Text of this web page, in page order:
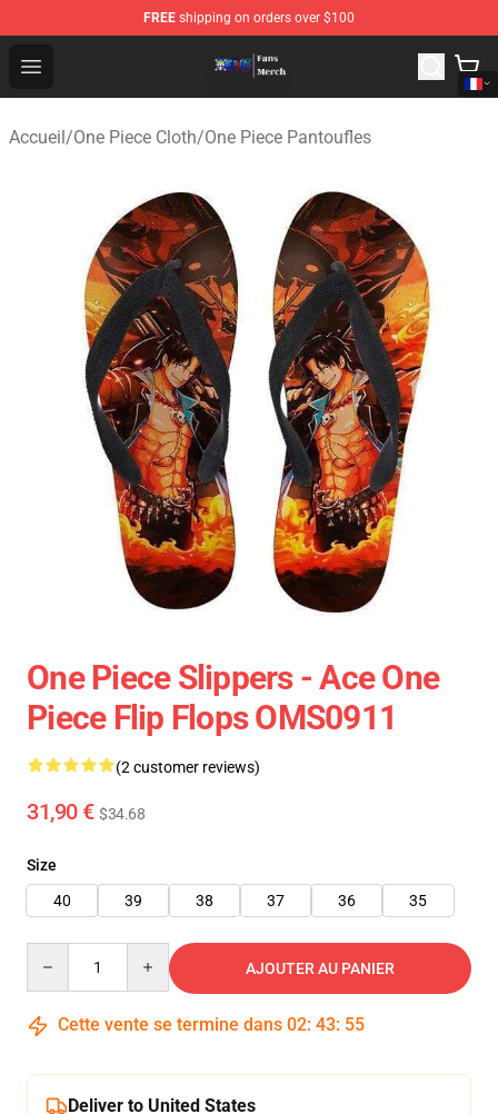
FREE shipping on orders over $100
Open menu
One Piece Store - Official One Piece Merchandise Shop
Accueil/One Piece Cloth/One Piece Pantoufles
One Piece Slippers - Ace One
Piece Flip Flops OMS0911
(2 customer reviews)
31,90 € $34.68
Size
40
39 38 37 36 35
AJOUTER AU PANIER
Cette vente se termine dans 02: 43: 55
Deliver to United States